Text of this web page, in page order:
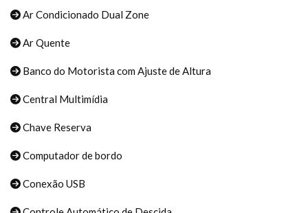
Ar Condicionado Dual Zone
Ar Quente
Banco do Motorista com Ajuste de Altura
Central Multimídia
Chave Reserva
Computador de bordo
Conexão USB